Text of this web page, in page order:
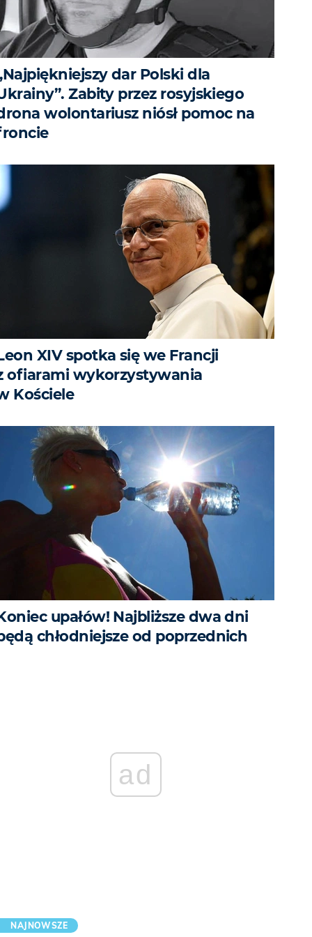
dar Polski dla
Zabity przez rosyjskiego
wolontariusz niósł pomoc na
XIV spotka się we Francji
ofiarami wykorzystywania
Kościele
upałów! Najbliższe dwa dni
chłodniejsze od poprzednich
ad
NAJNOWSZE